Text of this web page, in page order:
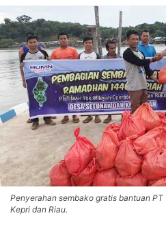
Penyerahan sembako gratis bantuan
Kepri dan Riau.